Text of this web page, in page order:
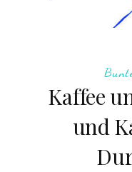
Kaffee
und